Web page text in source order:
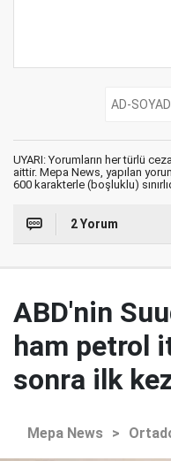
UYARI: Yorumların her türlü
aittir. Mepa News, yapılan
600 karakterle (boşluklu)
2 Yorum
ABD'nin
ham petrol
sonra ilk
Mepa News >